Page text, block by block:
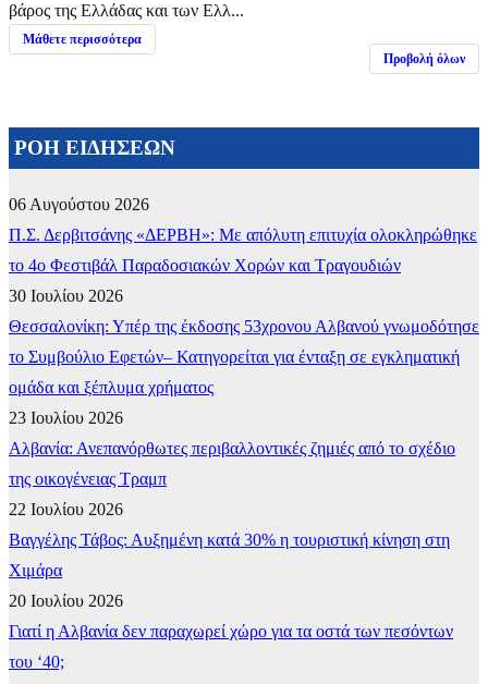
βάρος της Ελλάδας και των Ελλ...
Μάθετε περισσότερα
Προβολή όλων
ΡΟΗ ΕΙΔΗΣΕΩΝ
06 Αυγούστου 2026
Π.Σ. Δερβιτσάνης «ΔΕΡΒΗ»: Με απόλυτη επιτυχία ολοκληρώθηκε
το 4ο Φεστιβάλ Παραδοσιακών Χορών και Τραγουδιών
30 Ιουλίου 2026
Θεσσαλονίκη: Υπέρ της έκδοσης 53χρονου Αλβανού γνωμοδότησε
το Συμβούλιο Εφετών– Κατηγορείται για ένταξη σε εγκληματική
ομάδα και ξέπλυμα χρήματος
23 Ιουλίου 2026
Αλβανία: Ανεπανόρθωτες περιβαλλοντικές ζημιές από το σχέδιο
της οικογένειας Τραμπ
22 Ιουλίου 2026
Βαγγέλης Τάβος: Αυξημένη κατά 30% η τουριστική κίνηση στη
Χιμάρα
20 Ιουλίου 2026
Γιατί η Αλβανία δεν παραχωρεί χώρο για τα οστά των πεσόντων
του ‘40;